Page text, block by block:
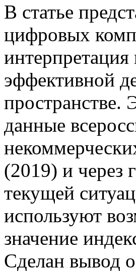
В статье
цифровых
интерпретация
эффективной
пространстве.
данные
(2019) и через
текущей
используют
значение
Сделан вывод